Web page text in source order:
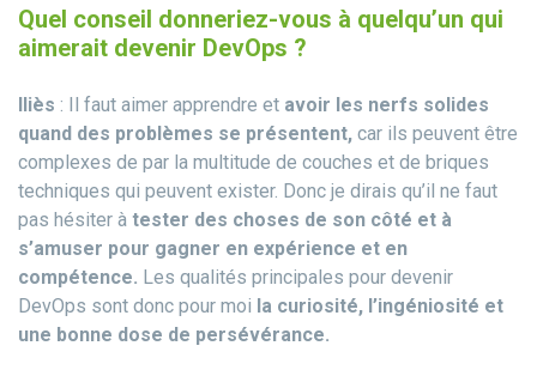
Quel conseil donneriez-vous à quelqu’un qui
aimerait devenir DevOps ?
Iliès : Il faut aimer apprendre et avoir les nerfs solides
quand des problèmes se présentent, car ils peuvent être
complexes de par la multitude de couches et de briques
techniques qui peuvent exister. Donc je dirais qu’il ne faut
pas hésiter à tester des choses de son côté et à
s’amuser pour gagner en expérience et en
compétence. Les qualités principales pour devenir
DevOps sont donc pour moi la curiosité, l’ingéniosité et
une bonne dose de persévérance.